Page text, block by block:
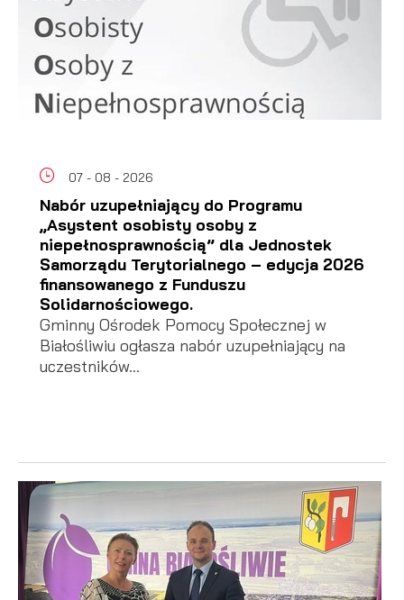
07 - 08 - 2026
Nabór uzupełniający do Programu
„Asystent osobisty osoby z
niepełnosprawnością” dla Jednostek
Samorządu Terytorialnego – edycja 2026
finansowanego z Funduszu
Solidarnościowego.
Gminny Ośrodek Pomocy Społecznej w
Białośliwiu ogłasza nabór uzupełniający na
uczestników...